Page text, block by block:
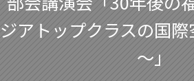
ジアトップクラスの国
～」